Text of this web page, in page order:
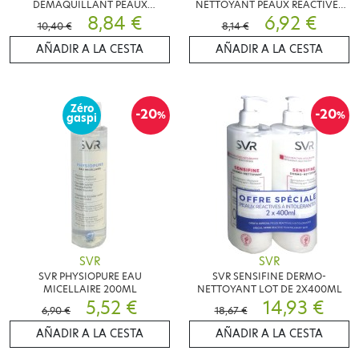
DEMAQUILLANT PEAUX
SENSIBLES 400 ML
10,40 € 8,84 €
AÑADIR A LA CESTA
NETTOYANT PEAUX REACTIVES
200ML
8,14 € 6,92 €
AÑADIR A LA CESTA
-20%
Zéro
gaspi
SVR
SVR PHYSIOPURE EAU
MICELLAIRE 200ML
6,90 €
5,52 €
AÑADIR A LA CESTA
-20%
SVR
SVR SENSIFINE DERMO-
NETTOYANT LOT DE 2X400ML
18,67 €
14,93 €
AÑADIR A LA CESTA